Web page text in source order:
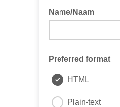
Name/Naam
Preferred format
HTML
Plain-text